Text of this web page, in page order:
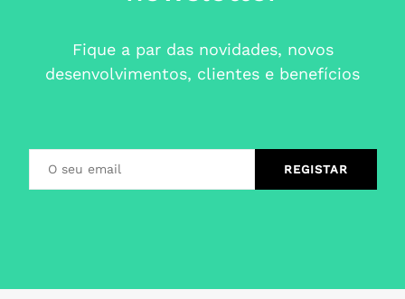
Fique a par das novidades, novos
desenvolvimentos, clientes e benefícios